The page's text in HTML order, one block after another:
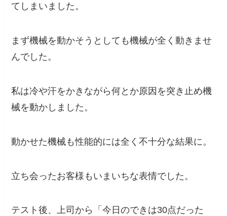
てしまいました。
まず機械を動かそうとしても機械が全く動きませ
んでした。
私は冷や汗をかきながら何とか原因を突き止め機
械を動かしました。
動かせた機械も性能的には全く不十分な結果に。
立ち会ったお客様もいまいちな表情でした。
テスト後、上司から「今日のできは30点だった